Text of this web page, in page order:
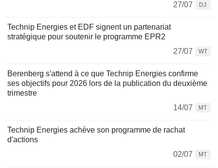
27/07
DJ
Technip Energies et EDF signent un partenariat
stratégique pour soutenir le programme EPR2
27/07
WT
Berenberg s'attend à ce que Technip Energies confirme
ses objectifs pour 2026 lors de la publication du deuxième
trimestre
14/07
MT
Technip Energies achève son programme de rachat
d'actions
02/07
MT